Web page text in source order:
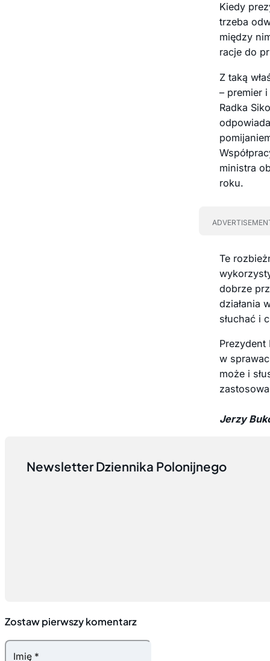
Kiedy
trzeba
między
racje do
Z taką
– premier
Radka
ministra
roku.
Te
dobrze
działania
słuchać i
w
może i
Jerzy
Newsletter Dziennika Polonijnego
Zostaw pierwszy komentarz